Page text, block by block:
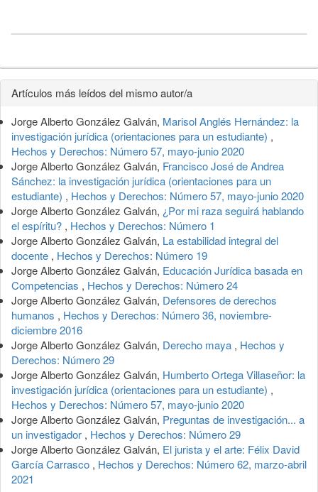
Detalles
del
artículo
Artículos más leídos del mismo autor/a
Jorge Alberto González Galván, Marisol Anglés Hernández: la
investigación jurídica (orientaciones para un estudiante) ,
Hechos y Derechos: Número 57, mayo-junio 2020
Jorge Alberto González Galván, Francisco José de Andrea
Sánchez: la investigación jurídica (orientaciones para un
estudiante) , Hechos y Derechos: Número 57, mayo-junio 2020
Jorge Alberto González Galván, ¿Por mi raza seguirá hablando
el espíritu? , Hechos y Derechos: Número 1
Jorge Alberto González Galván, La estabilidad integral del
docente , Hechos y Derechos: Número 19
Jorge Alberto González Galván, Educación Jurídica basada en
Competencias , Hechos y Derechos: Número 24
Jorge Alberto González Galván, Defensores de derechos
humanos , Hechos y Derechos: Número 36, noviembre-
diciembre 2016
Jorge Alberto González Galván, Derecho maya , Hechos y
Derechos: Número 29
Jorge Alberto González Galván, Humberto Ortega Villaseñor: la
investigación jurídica (orientaciones para un estudiante) ,
Hechos y Derechos: Número 57, mayo-junio 2020
Jorge Alberto González Galván, Preguntas de investigación... a
un investigador , Hechos y Derechos: Número 29
Jorge Alberto González Galván, El jurista y el arte: Félix David
García Carrasco , Hechos y Derechos: Número 62, marzo-abril
2021